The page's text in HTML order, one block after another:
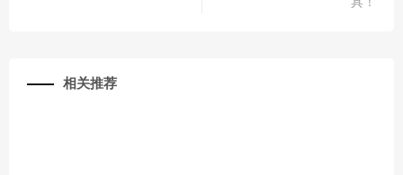
具！
相关推荐